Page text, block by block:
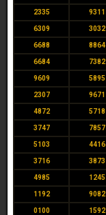
2335 9311
6309 3032
6688 8864
6684 7382
9609 5895
2307 9671
4872 5718
3747 7857
5103 4416
3716 3873
4985 1245
1192 9082
0100 1592